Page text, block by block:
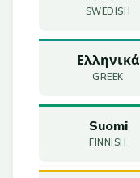
SWEDISH
Ελληνικά
GREEK
Suomi
FINNISH